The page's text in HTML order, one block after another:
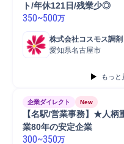
ト/年休121日/残業少◎
350~500万
株式会社コスモス調剤
愛知県名古屋市
もっと
企業ダイレクト New
【名駅/営業事務】★人
業80年の安定企業
300~350万